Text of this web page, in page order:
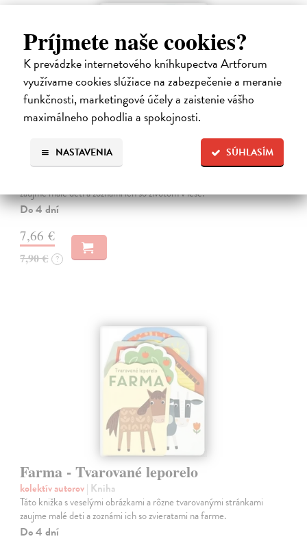
Príjmete naše cookies?
K prevádzke internetového kníhkupectva Artforum
využívame cookies slúžiace na zabezpečenie a meranie
funkčnosti, marketingové účely a zaistenie vášho
maximálneho pohodlia a spokojnosti.
SÚHLASÍM
NASTAVENIA
Les - Tvarované leporelo
Payne Sally| Kniha
zaujme malé deti a zoznámi ich so životom v lese.
Do 4 dní
7,66 €
7,90 € ?
Farma - Tvarované leporelo
kolektív autorov| Kniha
Táto knižka s veselými obrázkami a rôzne tvarovanými stránkami
zaujme malé deti a zoznámi ich so zvieratami na farme.
Do 4 dní